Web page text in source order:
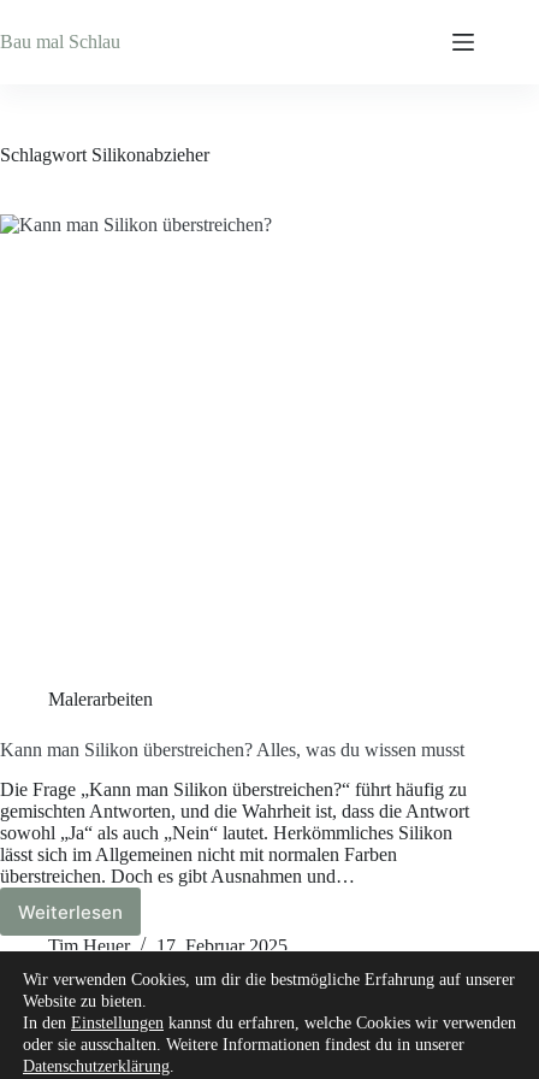
Inhalt
springen
Bau mal Schlau
Schlagwort Silikonabzieher
Malerarbeiten
Kann man Silikon überstreichen? Alles, was du wissen musst
Die Frage „Kann man Silikon überstreichen?“ führt häufig zu
gemischten Antworten, und die Wahrheit ist, dass die Antwort
sowohl „Ja“ als auch „Nein“ lautet. Herkömmliches Silikon
lässt sich im Allgemeinen nicht mit normalen Farben
überstreichen. Doch es gibt Ausnahmen und…
Weiterlesen
Kann
man
überstreichen?
Alles,
was
du
Tim Heuer 17. Februar 2025
Start Über mich
Wir verwenden Cookies, um dir die bestmögliche Erfahrung auf unserer
Website zu bieten.
In den Einstellungen kannst du erfahren, welche Cookies wir verwenden
oder sie ausschalten. Weitere Informationen findest du in unserer
Datenschutzerklärung.